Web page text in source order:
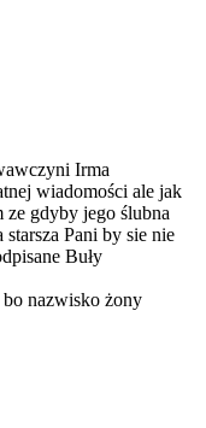
Irma
wiadomości ale jak
gdyby jego ślubna
Pani by sie nie
Buły
nazwisko żony